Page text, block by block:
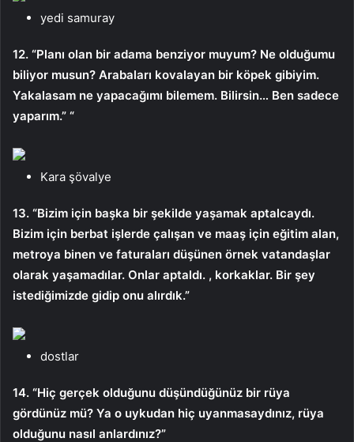
yedi samuray
12. “Planı olan bir adama benziyor muyum? Ne olduğumu
biliyor musun? Arabaları kovalayan bir köpek gibiyim.
Yakalasam ne yapacağımı bilemem. Bilirsin… Ben sadece
yaparım.” “
Kara şövalye
13. “Bizim için başka bir şekilde yaşamak aptalcaydı.
Bizim için berbat işlerde çalışan ve maaş için eğitim alan,
metroya binen ve faturaları düşünen örnek vatandaşlar
olarak yaşamadılar. Onlar aptaldı. , korkaklar. Bir şey
istediğimizde gidip onu alırdık.”
dostlar
14. “Hiç gerçek olduğunu düşündüğünüz bir rüya
gördünüz mü? Ya o uykudan hiç uyanmasaydınız, rüya
olduğunu nasıl anlardınız?”